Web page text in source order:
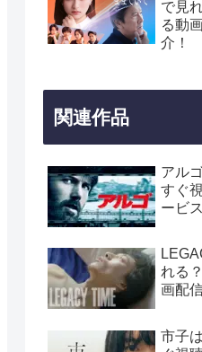
で見
る動
介！
関連作品
アル
すぐ
ービ
れる
画配
市子